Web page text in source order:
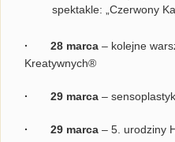
spektakle: „Czerwony
· 28 marca – kolejne
Kreatywnych®
· 29 marca –
· 29 marca – 5. urodziny